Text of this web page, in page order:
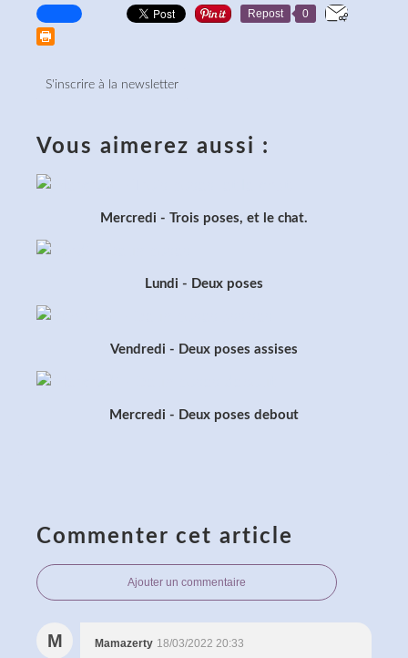
Repost 0
S'inscrire à la newsletter
Vous aimerez aussi :
Mercredi - Trois poses, et le chat.
Lundi - Deux poses
Vendredi - Deux poses assises
Mercredi - Deux poses debout
Commenter cet article
Ajouter un commentaire
M Mamazerty 18/03/2022 20:33